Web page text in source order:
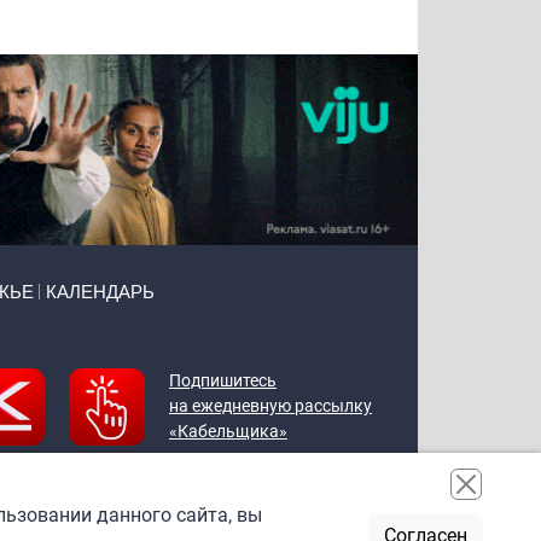
КАЛЕНДАРЬ
Подпишитесь
на ежедневную рассылку
«Кабельщика»
данного сайта, вы
Согласен